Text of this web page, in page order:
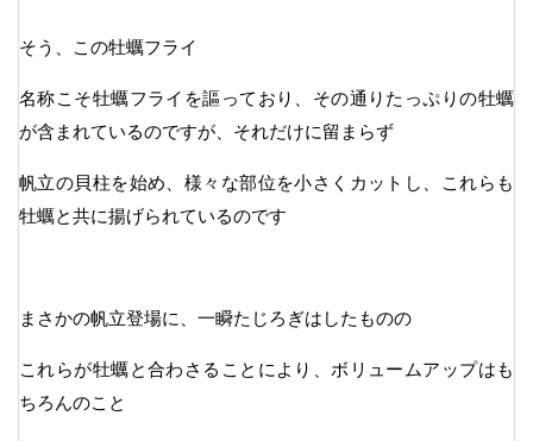
そう、この牡蠣フライ
名称こそ牡蠣フライを謳っており、その通りたっぷりの牡蠣
が含まれているのですが、それだけに留まらず
帆立の貝柱を始め、様々な部位を小さくカットし、これらも
牡蠣と共に揚げられているのです
まさかの帆立登場に、一瞬たじろぎはしたものの
これらが牡蠣と合わさることにより、ボリュームアップはも
ちろんのこと